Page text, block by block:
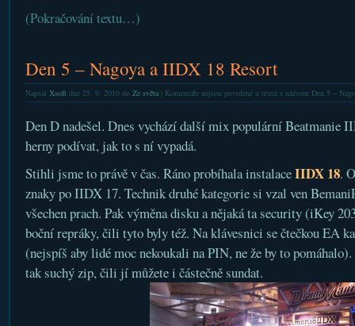
(Pokračování textu…)
Den 5 – Nagoya a IIDX 18 Resort
Napsal Xsoftdne 25. 9. 2010 do Ze světa| Komentáře nejsou povolenéu textu s názvem Den 5 –
Den D nadešel. Dnes vychází další mix populární Beatmanie
herny podívat, jak to s ní vypadá.
Stihli jsme to právě v čas. Ráno probíhala instalaceIIDX 18.
znaky po IIDX 17. Technik druhé kategorie si vzal ven
všechen prach. Pak výměna disku a nějaká ta security (iKey
boční repráky, čili tyto byly též. Na klávesnici se čtečkou EA
(nejspíš aby lidé moc nekoukali na PIN, ne že by to
tak suchý zip, čili jí můžete i částečně sundat.